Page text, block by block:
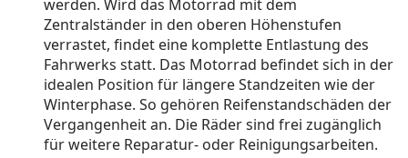
werden. Wird das Motorrad mit dem
Zentralständer in den oberen Höhenstufen
verrastet, findet eine komplette Entlastung des
Fahrwerks statt. Das Motorrad befindet sich in der
idealen Position für längere Standzeiten wie der
Winterphase. So gehören Reifenstandschäden der
Vergangenheit an. Die Räder sind frei zugänglich
für weitere Reparatur- oder Reinigungsarbeiten.